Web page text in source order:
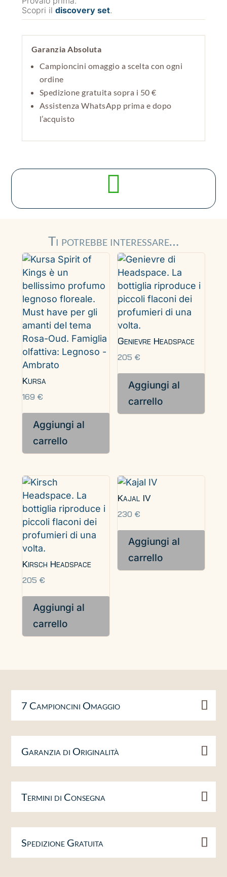
Scopri il discovery set.
Garanzia Absoluta
Campioncini omaggio a scelta con ogni
ordine
Spedizione gratuita sopra i 50 €
Assistenza WhatsApp prima e dopo
l’acquisto

Ti potrebbe interessare…
Kursa
169 €
Aggiungi al
carrello
Genievre Headspace
205 €
Aggiungi al
carrello
Kirsch Headspace
205 €
Aggiungi al
carrello
Kajal IV
230 €
Aggiungi al
carrello
7 Campioncini Omaggio
Garanzia di Originalità
Termini di Consegna
Spedizione Gratuita